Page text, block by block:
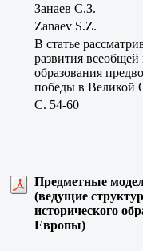
Занаев С.З.
Zanaev S.Z.
В статье
развития
образования
победы в Великой
C. 54-60
Предметные
(ведущие
исторического
Европы)